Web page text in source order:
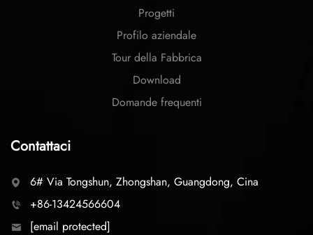
Progetti
Profilo aziendale
Tour della Fabbrica
Download
Domande frequenti
Contattaci
6# Via Tongshun, Zhongshan, Guangdong, Cina
+86-13424566604
[email protected]